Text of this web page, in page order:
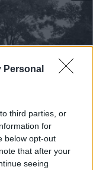
Personal
third parties, or
for
below opt-out
that after your
seeing